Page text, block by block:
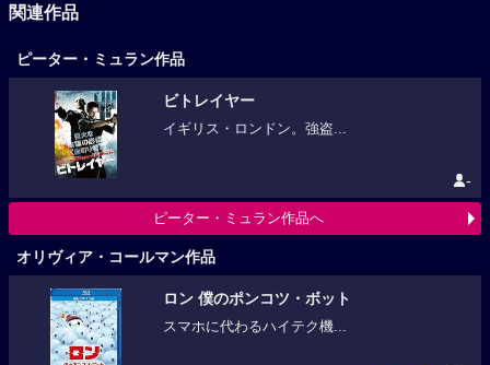
関連作品
ピーター・ミュラン作品
ビトレイヤー
イギリス・ロンドン。強盗...
-
ピーター・ミュラン作品へ
オリヴィア・コールマン作品
ロン 僕のポンコツ・ボット
スマホに代わるハイテク機...